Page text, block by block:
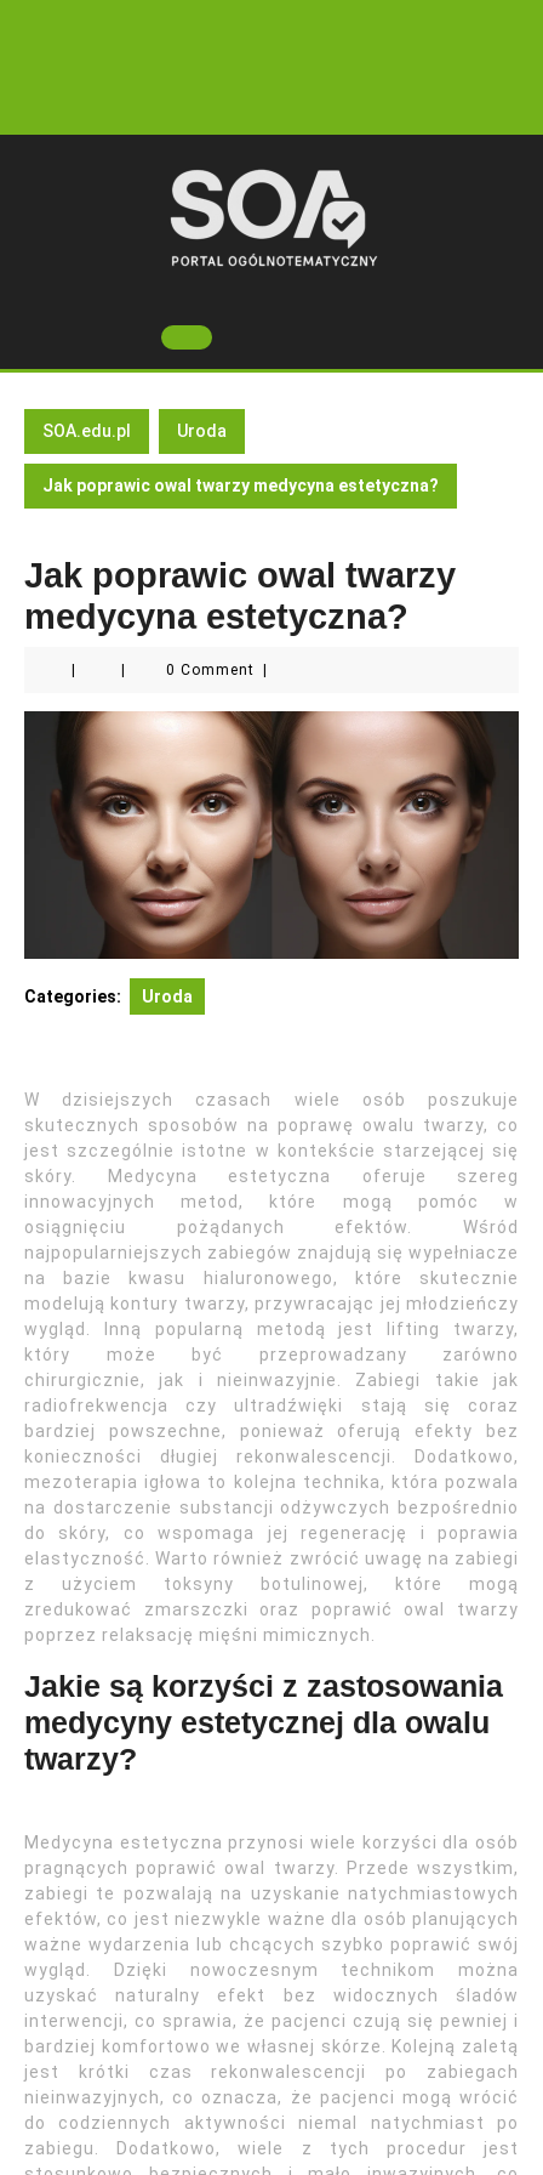
Open
Button
SOA.edu.pl Uroda
Jak poprawic owal twarzy medycyna estetyczna?
Jak poprawic owal twarzy
medycyna estetyczna?
0 Comment
Categories: Uroda
W dzisiejszych czasach wiele osób poszukuje
skutecznych sposobów na poprawę owalu twarzy, co
jest szczególnie istotne w kontekście starzejącej się
skóry. Medycyna estetyczna oferuje szereg
innowacyjnych metod, które mogą pomóc w
osiągnięciu pożądanych efektów. Wśród
najpopularniejszych zabiegów znajdują się wypełniacze
na bazie kwasu hialuronowego, które skutecznie
modelują kontury twarzy, przywracając jej młodzieńczy
wygląd. Inną popularną metodą jest lifting twarzy,
który może być przeprowadzany zarówno
chirurgicznie, jak i nieinwazyjnie. Zabiegi takie jak
radiofrekwencja czy ultradźwięki stają się coraz
bardziej powszechne, ponieważ oferują efekty bez
konieczności długiej rekonwalescencji. Dodatkowo,
mezoterapia igłowa to kolejna technika, która pozwala
na dostarczenie substancji odżywczych bezpośrednio
do skóry, co wspomaga jej regenerację i poprawia
elastyczność. Warto również zwrócić uwagę na zabiegi
z użyciem toksyny botulinowej, które mogą
zredukować zmarszczki oraz poprawić owal twarzy
poprzez relaksację mięśni mimicznych.
Jakie są korzyści z zastosowania
medycyny estetycznej dla owalu
twarzy?
Medycyna estetyczna przynosi wiele korzyści dla osób
pragnących poprawić owal twarzy. Przede wszystkim,
zabiegi te pozwalają na uzyskanie natychmiastowych
efektów, co jest niezwykle ważne dla osób planujących
ważne wydarzenia lub chcących szybko poprawić swój
wygląd. Dzięki nowoczesnym technikom można
uzyskać naturalny efekt bez widocznych śladów
interwencji, co sprawia, że pacjenci czują się pewniej i
bardziej komfortowo we własnej skórze. Kolejną zaletą
jest krótki czas rekonwalescencji po zabiegach
nieinwazyjnych, co oznacza, że pacjenci mogą wrócić
do codziennych aktywności niemal natychmiast po
zabiegu. Dodatkowo, wiele z tych procedur jest